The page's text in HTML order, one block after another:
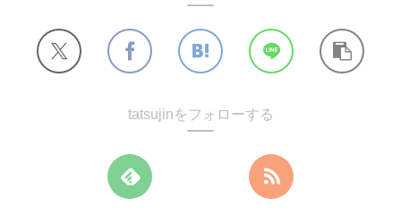
tatsujinをフォローする